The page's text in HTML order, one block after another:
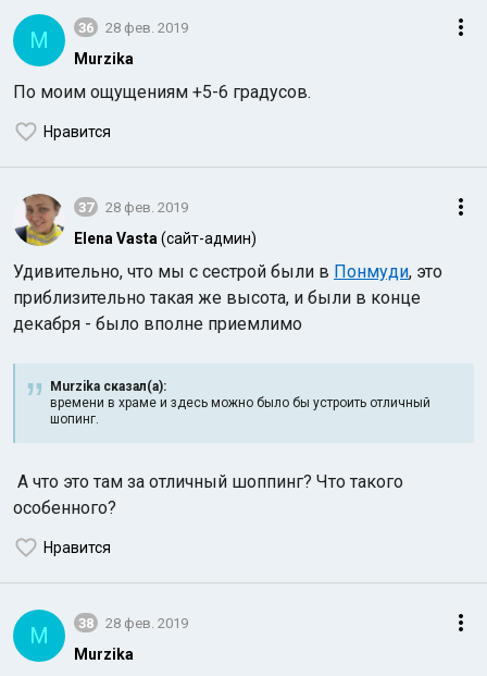
M 36 28 фев. 2019
Murzika
По моим ощущениям +5-6 градусов.
Нравится
37 28 фев. 2019
Elena Vasta (сайт-админ)
Удивительно, что мы с сестрой были в Понмуди, это
приблизительно такая же высота, и были в конце
декабря - было вполне приемлимо
Murzika сказал(а):
времени в храме и здесь можно было бы устроить отличный
шопинг.
А что это там за отличный шоппинг? Что такого
особенного?
Нравится
M 38 28 фев. 2019
Murzika